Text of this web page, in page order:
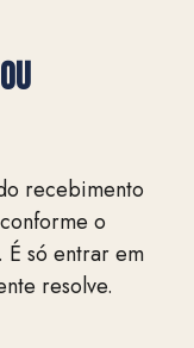
recebimento
o
só entrar em
resolve.